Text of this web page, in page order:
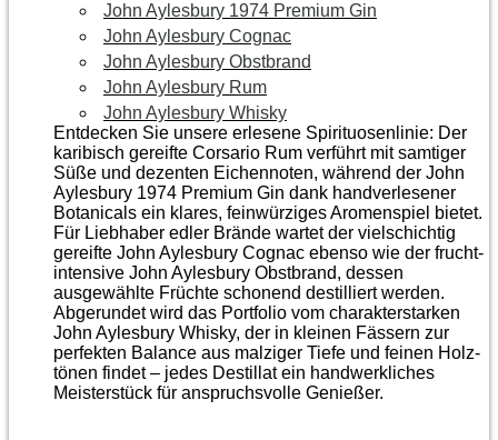
John Aylesbury 1974 Premium Gin
John Aylesbury Cognac
John Aylesbury Obstbrand
John Aylesbury Rum
John Aylesbury Whisky
Entdecken Sie unsere erlesene Spirituosenlinie: Der
karibisch gereifte Corsario Rum verführt mit samtiger
Süße und dezenten Eichen­noten, während der John
Aylesbury 1974 Premium Gin dank handverlesener
Botanicals ein klares, feinwürziges Aromenspiel bietet.
Für Liebhaber edler Brände wartet der vielschichtig
gereifte John Aylesbury Cognac ebenso wie der frucht­
intensive John Aylesbury Obstbrand, dessen
ausgewählte Früchte schonend destilliert werden.
Abgerundet wird das Portfolio vom charakterstarken
John Aylesbury Whisky, der in kleinen Fässern zur
perfekten Balance aus malziger Tiefe und feinen Holz­
tönen findet – jedes Destillat ein handwerkliches
Meister­stück für anspruchsvolle Genießer.